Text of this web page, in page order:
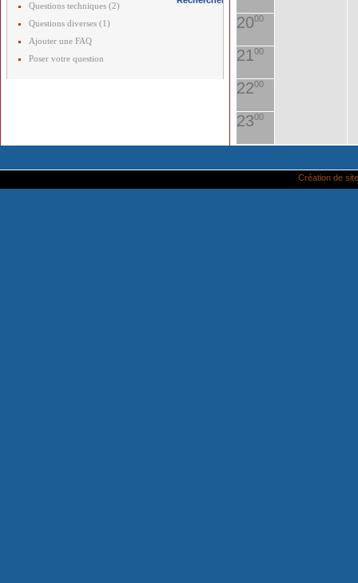
Questions techniques (2)
Questions diverses (1)
Ajouter une FAQ
Poser votre question
2000
2100
2200
2300
Création de